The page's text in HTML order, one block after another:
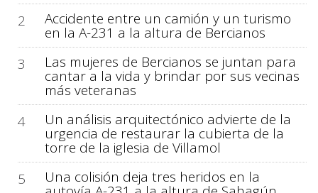
2
Accidente entre un camión y un turismo
en la A-231 a la altura de Bercianos
3
Las mujeres de Bercianos se juntan para
cantar a la vida y brindar por sus vecinas
más veteranas
4
Un análisis arquitectónico advierte de la
urgencia de restaurar la cubierta de la
torre de la iglesia de Villamol
5
Una colisión deja tres heridos en la